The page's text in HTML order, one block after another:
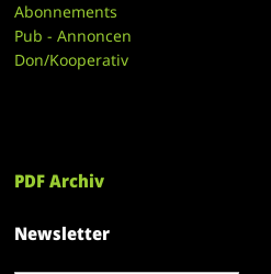
Abonnements
Pub - Annoncen
Don/Kooperativ
PDF Archiv
Newsletter